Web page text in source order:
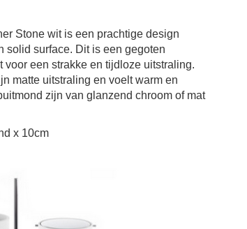
Stone wit is een prachtige design
solid surface. Dit is een gegoten
voor een strakke en tijdloze uitstraling.
matte uitstraling en voelt warm en
zijn van glanzend chroom of mat
x 10cm
Decor Walther Stone wit-RVS mat wandmodel